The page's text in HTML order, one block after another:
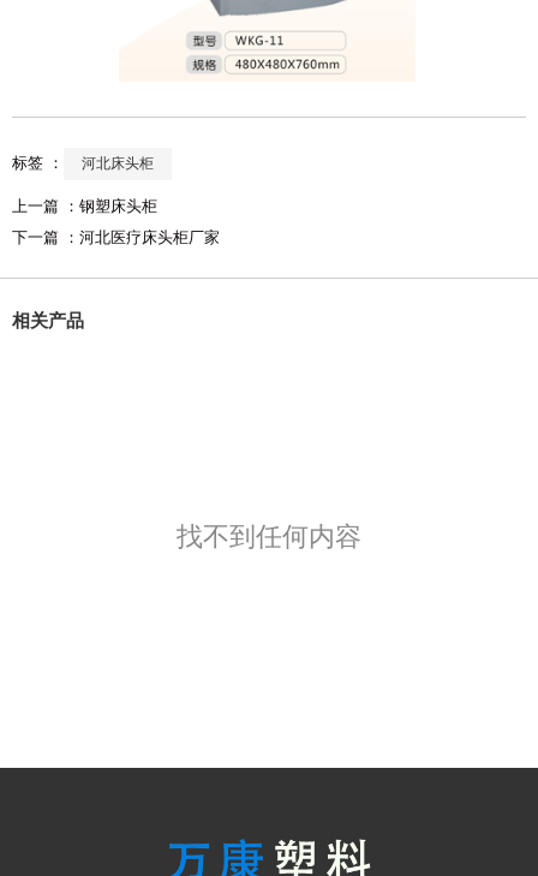
标签 ： 河北床头柜
上一篇 ： 钢塑床头柜
下一篇 ： 河北医疗床头柜厂家
相关产品
找不到任何内容